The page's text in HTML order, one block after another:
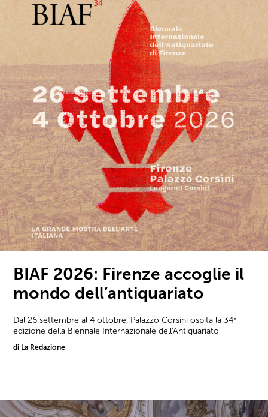
BIAF 2026: Firenze accoglie il
mondo dell’antiquariato
Dal 26 settembre al 4 ottobre, Palazzo Corsini ospita la 34ª
edizione della Biennale Internazionale dell'Antiquariato
di La Redazione